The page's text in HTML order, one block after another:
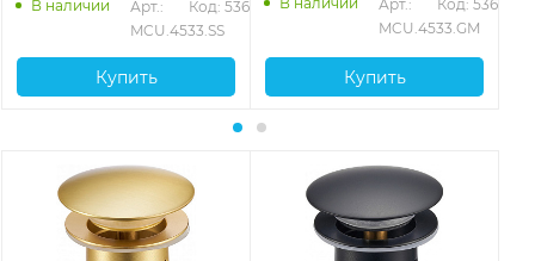
В наличии
Арт.:
MCU.4533.SS
Код: 53643
Купить
Арт.:
MCU.4533.GM
Код: 53642
Купить